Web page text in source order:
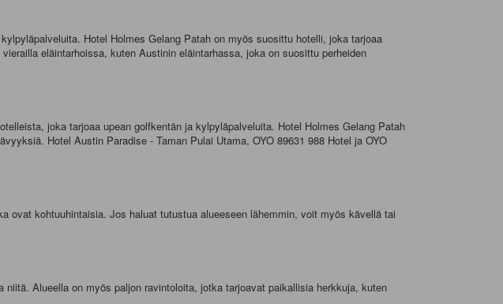
Hotel Holmes Gelang Patah on myös suosittu hotelli, joka tarjoaa
eläintarhoissa, kuten Austinin eläintarhassa, joka on suosittu perheiden
joka tarjoaa upean golfkentän ja kylpyläpalveluita. Hotel Holmes Gelang Patah
Hotel Austin Paradise - Taman Pulai Utama, OYO 89631 988 Hotel ja OYO
ovat kohtuuhintaisia. Jos haluat tutustua alueeseen lähemmin, voit myös kävellä tai
Alueella on myös paljon ravintoloita, jotka tarjoavat paikallisia herkkuja, kuten